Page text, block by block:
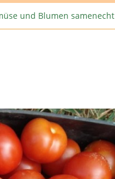
und Blumen samenecht